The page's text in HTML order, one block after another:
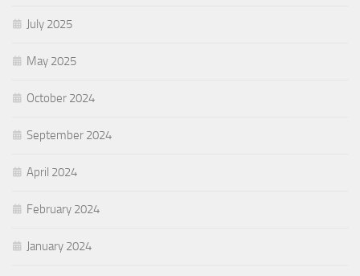
July 2025
May 2025
October 2024
September 2024
April 2024
February 2024
January 2024